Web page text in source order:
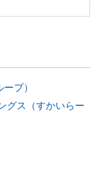
プ）
グス（すかいらー